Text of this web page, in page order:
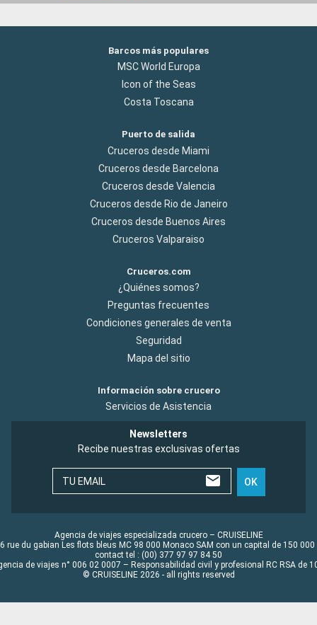
Barcos más populares
MSC World Europa
Icon of the Seas
Costa Toscana
Puerto de salida
Cruceros desde Miami
Cruceros desde Barcelona
Cruceros desde Valencia
Cruceros desde Rio de Janeiro
Cruceros desde Buenos Aires
Cruceros Valparaiso
Cruceros.com
¿Quiénes somos?
Preguntas frecuentes
Condiciones generales de venta
Seguridad
Mapa del sitio
Información sobre crucero
Servicios de Asistencia
Newsletters
Recibe nuestras exclusivas ofertas
TU EMAIL OK
Agencia de viajes especializada crucero – CRUISELINE
rue du gabian Les flots bleus MC 98 000 Monaco SAM con un capital de 150 000
contact tel : (00) 377 97 97 84 50
de viajes n° 006 02 0007 – Responsabilidad civil y profesional RC RSA de
© CRUISELINE 2026 - all rights reserved